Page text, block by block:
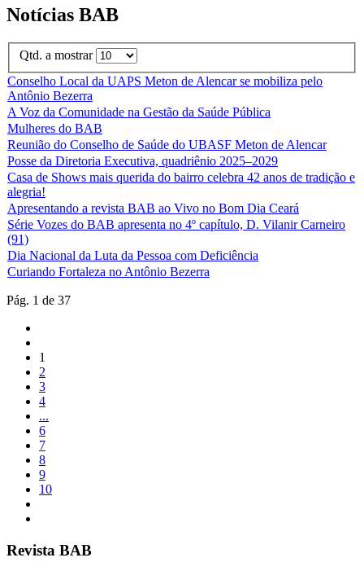
Notícias BAB
Qtd. a mostrar
Conselho Local da UAPS Meton de Alencar se mobiliza pelo
Antônio Bezerra
A Voz da Comunidade na Gestão da Saúde Pública
Mulheres do BAB
Reunião do Conselho de Saúde do UBASF Meton de Alencar
Posse da Diretoria Executiva, quadriênio 2025–2029
Casa de Shows mais querida do bairro celebra 42 anos de tradição e
alegria!
Apresentando a revista BAB ao Vivo no Bom Dia Ceará
Série Vozes do BAB apresenta no 4º capítulo, D. Vilanir Carneiro
(91)
Dia Nacional da Luta da Pessoa com Deficiência
Curiando Fortaleza no Antônio Bezerra
Pág. 1 de 37
1
2
3
4
...
6
7
8
9
10
Revista BAB